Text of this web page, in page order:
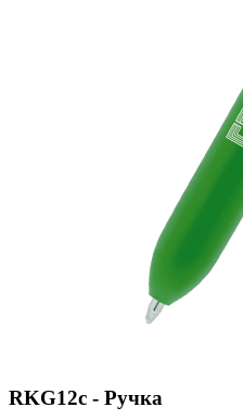
RKG12c - Ручка